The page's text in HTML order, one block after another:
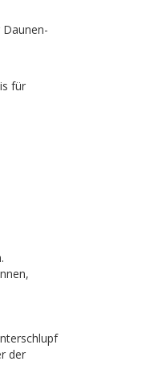
für
der